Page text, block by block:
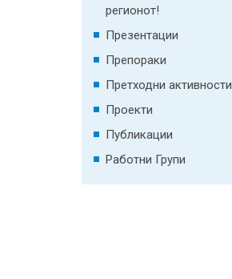
регионот!
Презентации
Препораки
Претходни активности
Проекти
Публикации
Работни Групи